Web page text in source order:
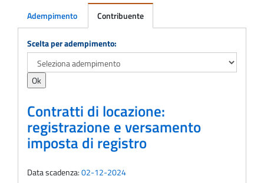
Adempimento Contribuente
Adempimento
Scelta per adempimento:
Contratti di locazione:
registrazione e versamento
imposta di registro
Data scadenza:02-12-2024